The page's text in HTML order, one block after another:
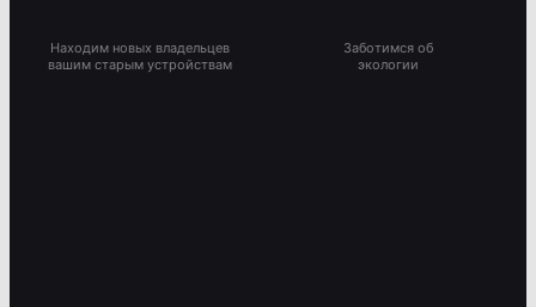
Находим новых владельцев
вашим старым устройствам
Заботимся об
экологии